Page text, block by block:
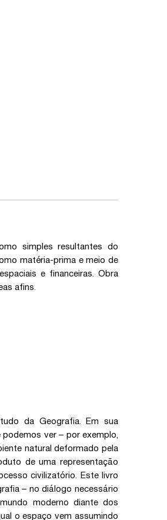
simples resultantes do
matéria-prima e meio de
e financeiras. Obra
afins.
da Geografia. Em sua
ver – por exemplo,
natural deformado pela
de uma representação
civilizatório. Este livro
– no diálogo necessário
moderno diante dos
o espaço vem assumindo